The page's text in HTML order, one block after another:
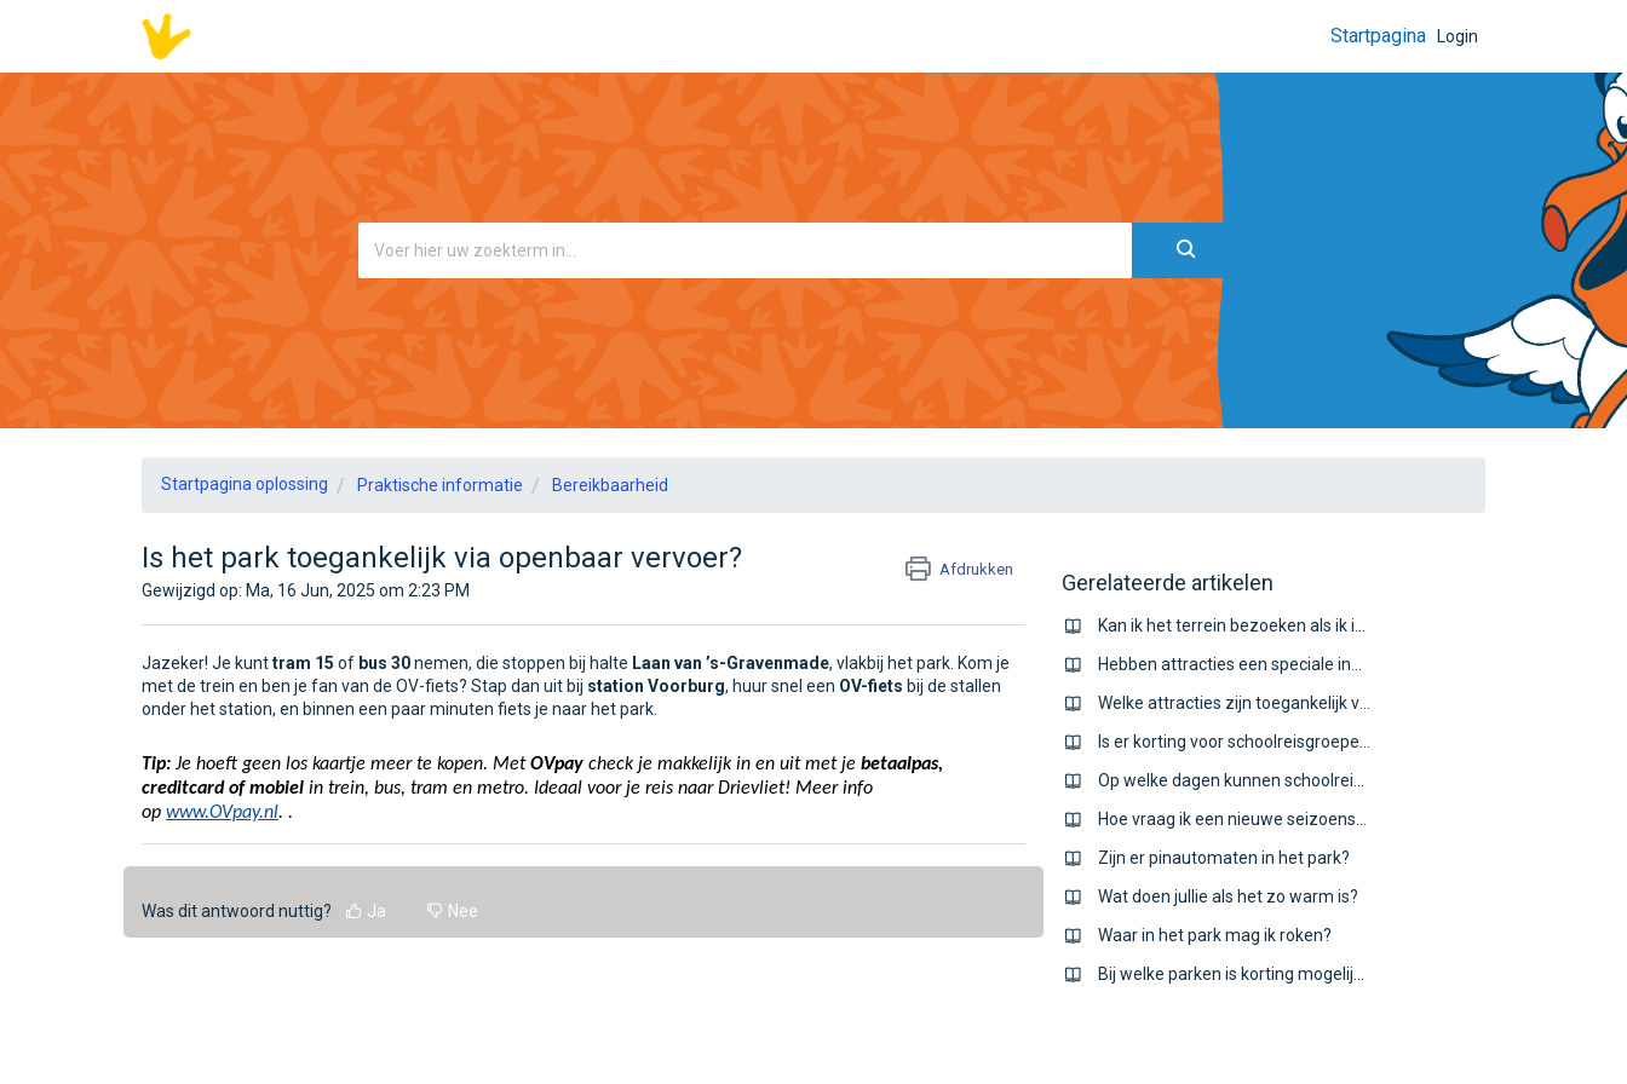
Login
Startpagina
Startpagina oplossing Praktische informatie Bereikbaarheid
Is het park toegankelijk via openbaar vervoer? Afdrukken
Gewijzigd op: Ma, 16 Jun, 2025 om 2:23 PM
Jazeker! Je kunttram 15 of bus 30nemen, die stoppen bij halte Laan van ’s-Gravenmade, vlakbij het park. Kom je
met de trein en ben je fan van de OV-fiets? Stap dan uit bij station Voorburg, huur snel een OV-fiets bij de stallen
onder het station, en binnen een paar minuten fiets je naar het park.
Tip: Je hoeft geen los kaartje meer te kopen. MetOVpay check je makkelijk in en uit met je betaalpas,
creditcard of mobiel in trein, bus, tram en metro. Ideaal voor je reis naar Drievliet! Meer info
op www.OVpay.nl. .
Was dit antwoord nuttig? Ja Nee
Gerelateerde artikelen
Zijn er pinautomaten in het park?
Wat doen jullie als het zo warm is?
Waar in het park mag ik roken?